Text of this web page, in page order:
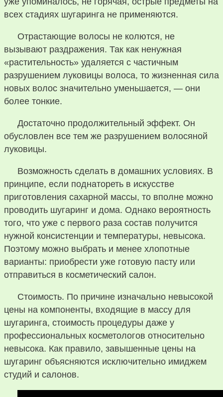
всех стадиях шугаринга не применяются.
Отрастающие волосы не колются, не
вызывают раздражения. Так как ненужная
«растительность» удаляется с частичным
разрушением луковицы волоса, то жизненная сила
новых волос значительно уменьшается, — они
более тонкие.
Достаточно продолжительный эффект. Он
обусловлен все тем же разрушением волосяной
луковицы.
Возможность сделать в домашних условиях. В
принципе, если поднатореть в искусстве
приготовления сахарной массы, то вполне можно
проводить шугаринг и дома. Однако вероятность
того, что уже с первого раза состав получится
нужной консистенции и температуры, невысока.
Поэтому можно выбрать и менее хлопотные
варианты: приобрести уже готовую пасту или
отправиться в косметический салон.
Стоимость. По причине изначально невысокой
цены на компоненты, входящие в массу для
шугаринга, стоимость процедуры даже у
профессиональных косметологов относительно
невысока. Как правило, завышенные цены на
шугаринг объясняются исключительно имиджем
студий и салонов.